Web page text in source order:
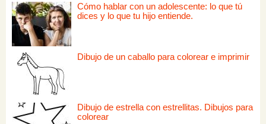
Cómo hablar con un adolescente: lo que tú
dices y lo que tu hijo entiende.
Dibujo de un caballo para colorear e imprimir
Dibujo de estrella con estrellitas. Dibujos para
colorear